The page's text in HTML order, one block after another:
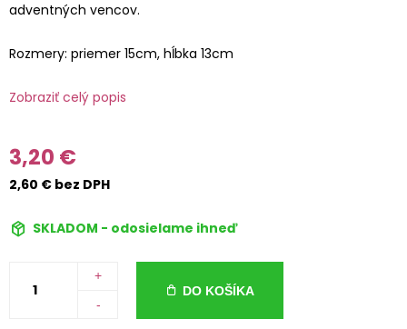
adventných vencov.
Rozmery: priemer 15cm, hĺbka 13cm
Zobraziť celý popis
3,20 €
2,60 € bez DPH
SKLADOM - odosielame ihneď
+
-
DO KOŠÍKA